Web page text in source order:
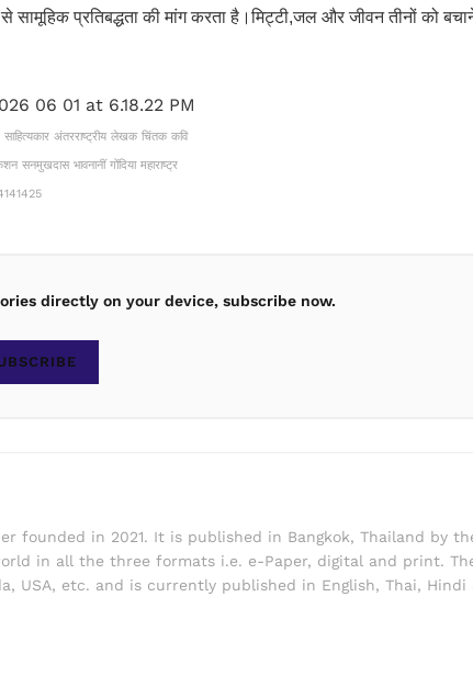
प्रतिबद्धता की मांग करता है।मिट्टी,जल और जीवन तीनों को
अंतरराष्ट्रीय लेखक चिंतक कवि
सनमुखदास भावनानीं गोंदिया महाराष्ट्र
directly on your device, subscribe now.
founded in 2021. It is published in Bangkok, Thailand by
in all the three formats i.e. e-Paper, digital and print.
USA, etc. and is currently published in English, Thai, Hindi